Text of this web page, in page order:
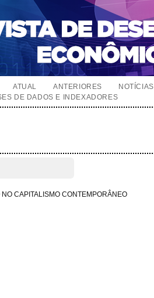
ATUAL ANTERIORES NOTÍCIAS
DE DADOS E INDEXADORES
CAPITALISMO CONTEMPORÂNEO